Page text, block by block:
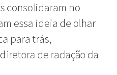
consolidaram no
essa ideia de olhar
para trás,
de radação da